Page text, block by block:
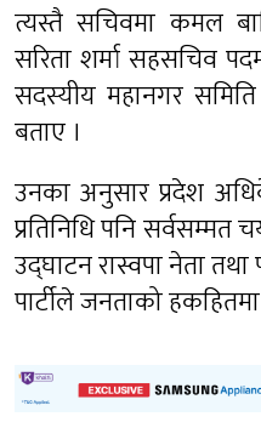
त्यस्तै सचिवमा कमल
सरिता शर्मा सहसचिव
सदस्यीय महानगर
बताए ।
उनका अनुसार प्रदेश
प्रतिनिधि पनि
उद्घाटन रास्वपा नेता
पार्टीले जनताको